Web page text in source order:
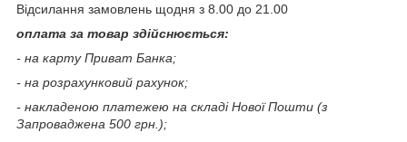
Відсилання замовлень щодня з 8.00 до 21.00
оплата за товар здійснюється:
- на карту Приват Банка;
- на розрахунковий рахунок;
- накладеною платежею на складі Нової Пошти (з
Запроваджена 500 грн.);